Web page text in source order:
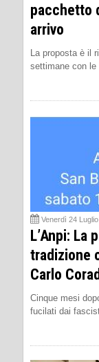
pacchetto
arrivo
La proposta è il
settimane con
Venerdì 24
L’Anpi:
tradizione
Carlo
Cinque mesi
fucilati dai